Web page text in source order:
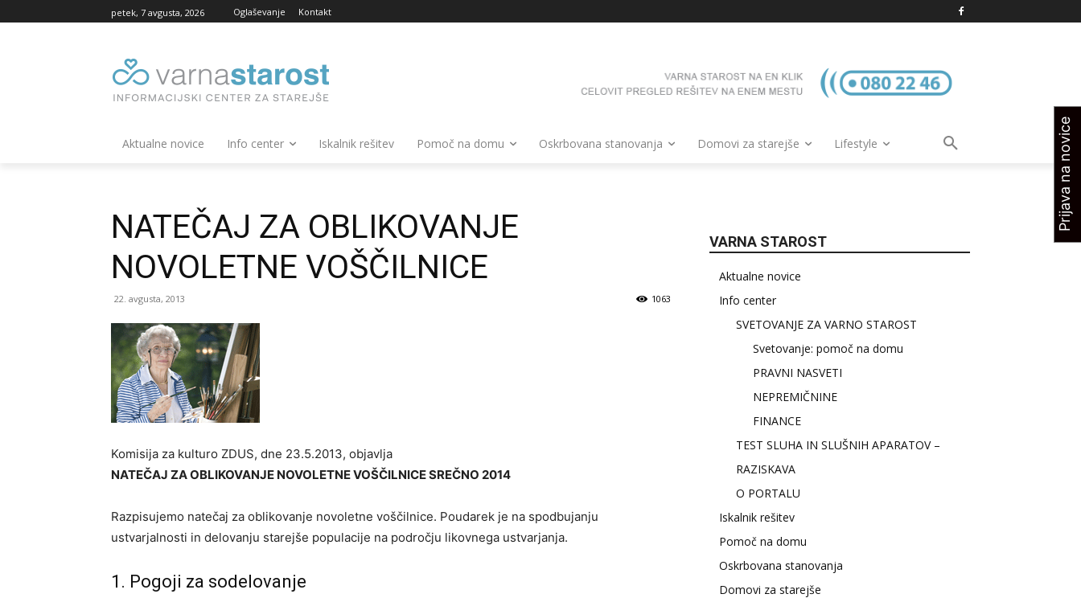
petek, 7 avgusta, 2026 Oglaševanje Kontakt
Aktualne novice Info center Iskalnik rešitev Pomoč na domu Oskrbovana stanovanja Domovi za starejše Lifestyle
NATEČAJ ZA OBLIKOVANJE
NOVOLETNE VOŠČILNICE
22. avgusta, 2013 1063
Komisija za kulturo ZDUS, dne 23.5.2013, objavlja
NATEČAJ ZA OBLIKOVANJE NOVOLETNE VOŠČILNICE SREČNO 2014
Razpisujemo natečaj za oblikovanje novoletne voščilnice. Poudarek je na spodbujanju
ustvarjalnosti in delovanju starejše populacije na področju likovnega ustvarjanja.
1. Pogoji za sodelovanje
VARNA STAROST
Aktualne novice
Info center
SVETOVANJE ZA VARNO STAROST
Svetovanje: pomoč na domu
PRAVNI NASVETI
NEPREMIČNINE
FINANCE
TEST SLUHA IN SLUŠNIH APARATOV –
RAZISKAVA
O PORTALU
Iskalnik rešitev
Pomoč na domu
Oskrbovana stanovanja
Domovi za starejše
Prijava na novice